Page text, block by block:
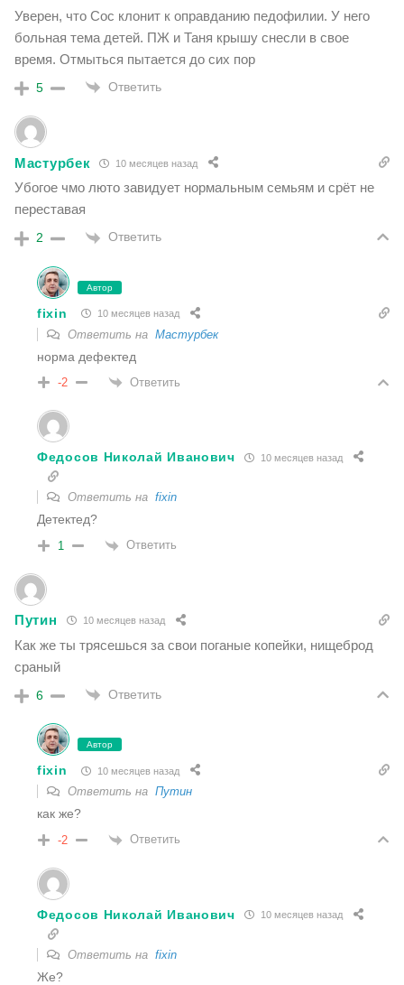
Уверен, что Сос клонит к оправданию педофилии. У него
больная тема детей. ПЖ и Таня крышу снесли в свое
время. Отмыться пытается до сих пор
5 Ответить
Мастурбек 10 месяцев назад
Убогое чмо люто завидует нормальным семьям и срёт не
переставая
2 Ответить
Автор
fixin 10 месяцев назад
Ответить на Мастурбек
норма дефектед
-2 Ответить
Федосов Николай Иванович 10 месяцев назад
Ответить на fixin
Детектед?
1 Ответить
Путин 10 месяцев назад
Как же ты трясешься за свои поганые копейки, нищеброд
сраный
6 Ответить
Автор
fixin 10 месяцев назад
Ответить на Путин
как же?
-2 Ответить
Федосов Николай Иванович 10 месяцев назад
Ответить на fixin
Же?